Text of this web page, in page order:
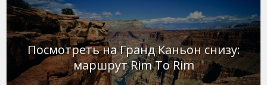
Посмотреть на Гранд Каньон снизу:
маршрут Rim To Rim